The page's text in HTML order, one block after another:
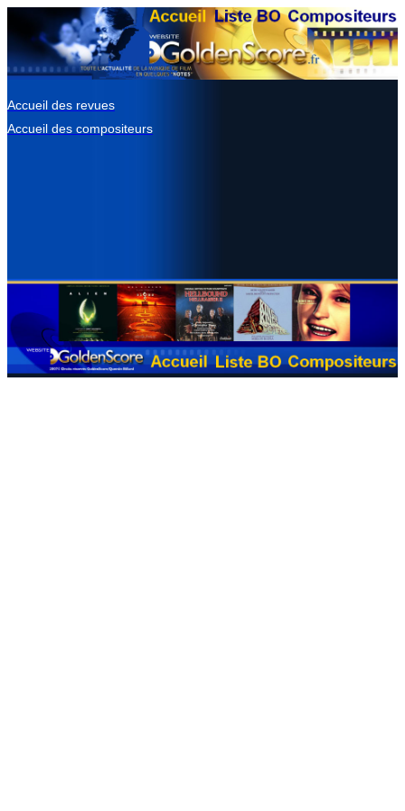
Accueil des revues
Accueil des compositeurs